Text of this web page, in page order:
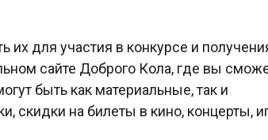
для участия в конкурсе и
сайте Доброго Кола, где вы
быть как материальные, так и
скидки на билеты в кино, концерты,